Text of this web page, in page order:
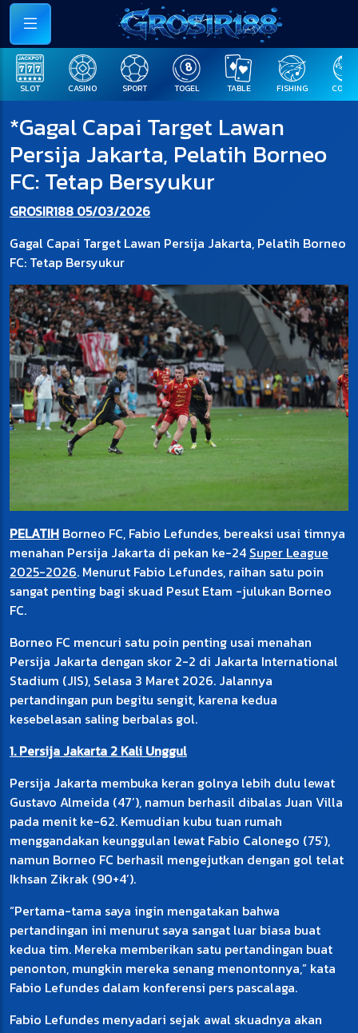
SLOT CASINO SPORT TOGEL TABLE FISHING COCK
*Gagal Capai Target Lawan
Persija Jakarta, Pelatih Borneo
FC: Tetap Bersyukur
GROSIR188 05/03/2026
Gagal Capai Target Lawan Persija Jakarta, Pelatih Borneo
FC: Tetap Bersyukur
PELATIH Borneo FC, Fabio Lefundes, bereaksi usai timnya
menahan Persija Jakarta di pekan ke-24 Super League
2025-2026. Menurut Fabio Lefundes, raihan satu poin
sangat penting bagi skuad Pesut Etam -julukan Borneo
FC.
Borneo FC mencuri satu poin penting usai menahan
Persija Jakarta dengan skor 2-2 di Jakarta International
Stadium (JIS), Selasa 3 Maret 2026. Jalannya
pertandingan pun begitu sengit, karena kedua
kesebelasan saling berbalas gol.
1. Persija Jakarta 2 Kali Unggul
Persija Jakarta membuka keran golnya lebih dulu lewat
Gustavo Almeida (47’), namun berhasil dibalas Juan Villa
pada menit ke-62. Kemudian kubu tuan rumah
menggandakan keunggulan lewat Fabio Calonego (75’),
namun Borneo FC berhasil mengejutkan dengan gol telat
Ikhsan Zikrak (90+4’).
“Pertama-tama saya ingin mengatakan bahwa
pertandingan ini menurut saya sangat luar biasa buat
kedua tim. Mereka memberikan satu pertandingan buat
penonton, mungkin mereka senang menontonnya,” kata
Fabio Lefundes dalam konferensi pers pascalaga.
Fabio Lefundes menyadari sejak awal skuadnya akan